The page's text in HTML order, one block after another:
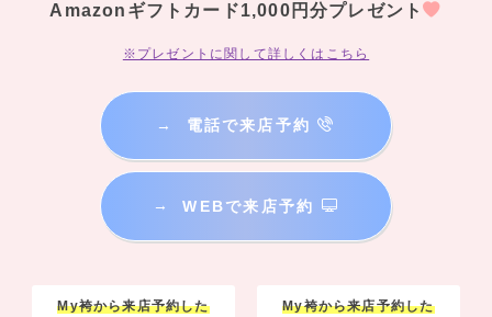
Amazonギフトカード1,000円分プレゼント
※プレゼントに関して詳しくはこちら
→ 電話で来店予約
→ WEBで来店予約
My袴から来店予約した
My袴から来店予約した